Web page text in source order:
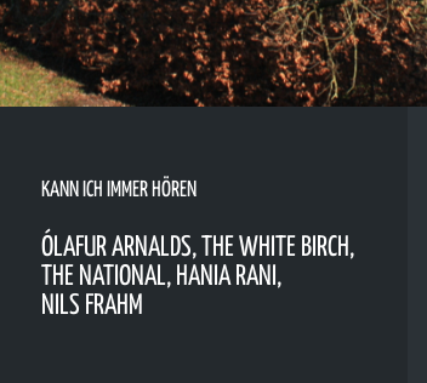
KANN ICH IMMER HÖREN
ÓLAFUR ARNALDS, THE WHITE BIRCH,
THE NATIONAL, HANIA RANI,
NILS FRAHM